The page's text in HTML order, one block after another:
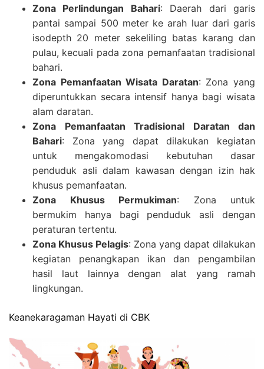
Zona Perlindungan Bahari: Daerah dari garis
pantai sampai 500 meter ke arah luar dari garis
isodepth 20 meter sekeliling batas karang dan
pulau, kecuali pada zona pemanfaatan tradisional
bahari.
Zona Pemanfaatan Wisata Daratan: Zona yang
diperuntukkan secara intensif hanya bagi wisata
alam daratan.
Zona Pemanfaatan Tradisional Daratan dan
Bahari: Zona yang dapat dilakukan kegiatan
untuk mengakomodasi kebutuhan dasar
penduduk asli dalam kawasan dengan izin hak
khusus pemanfaatan.
Zona Khusus Permukiman: Zona untuk
bermukim hanya bagi penduduk asli dengan
peraturan tertentu.
Zona Khusus Pelagis: Zona yang dapat dilakukan
kegiatan penangkapan ikan dan pengambilan
hasil laut lainnya dengan alat yang ramah
lingkungan.
Keanekaragaman Hayati di CBK